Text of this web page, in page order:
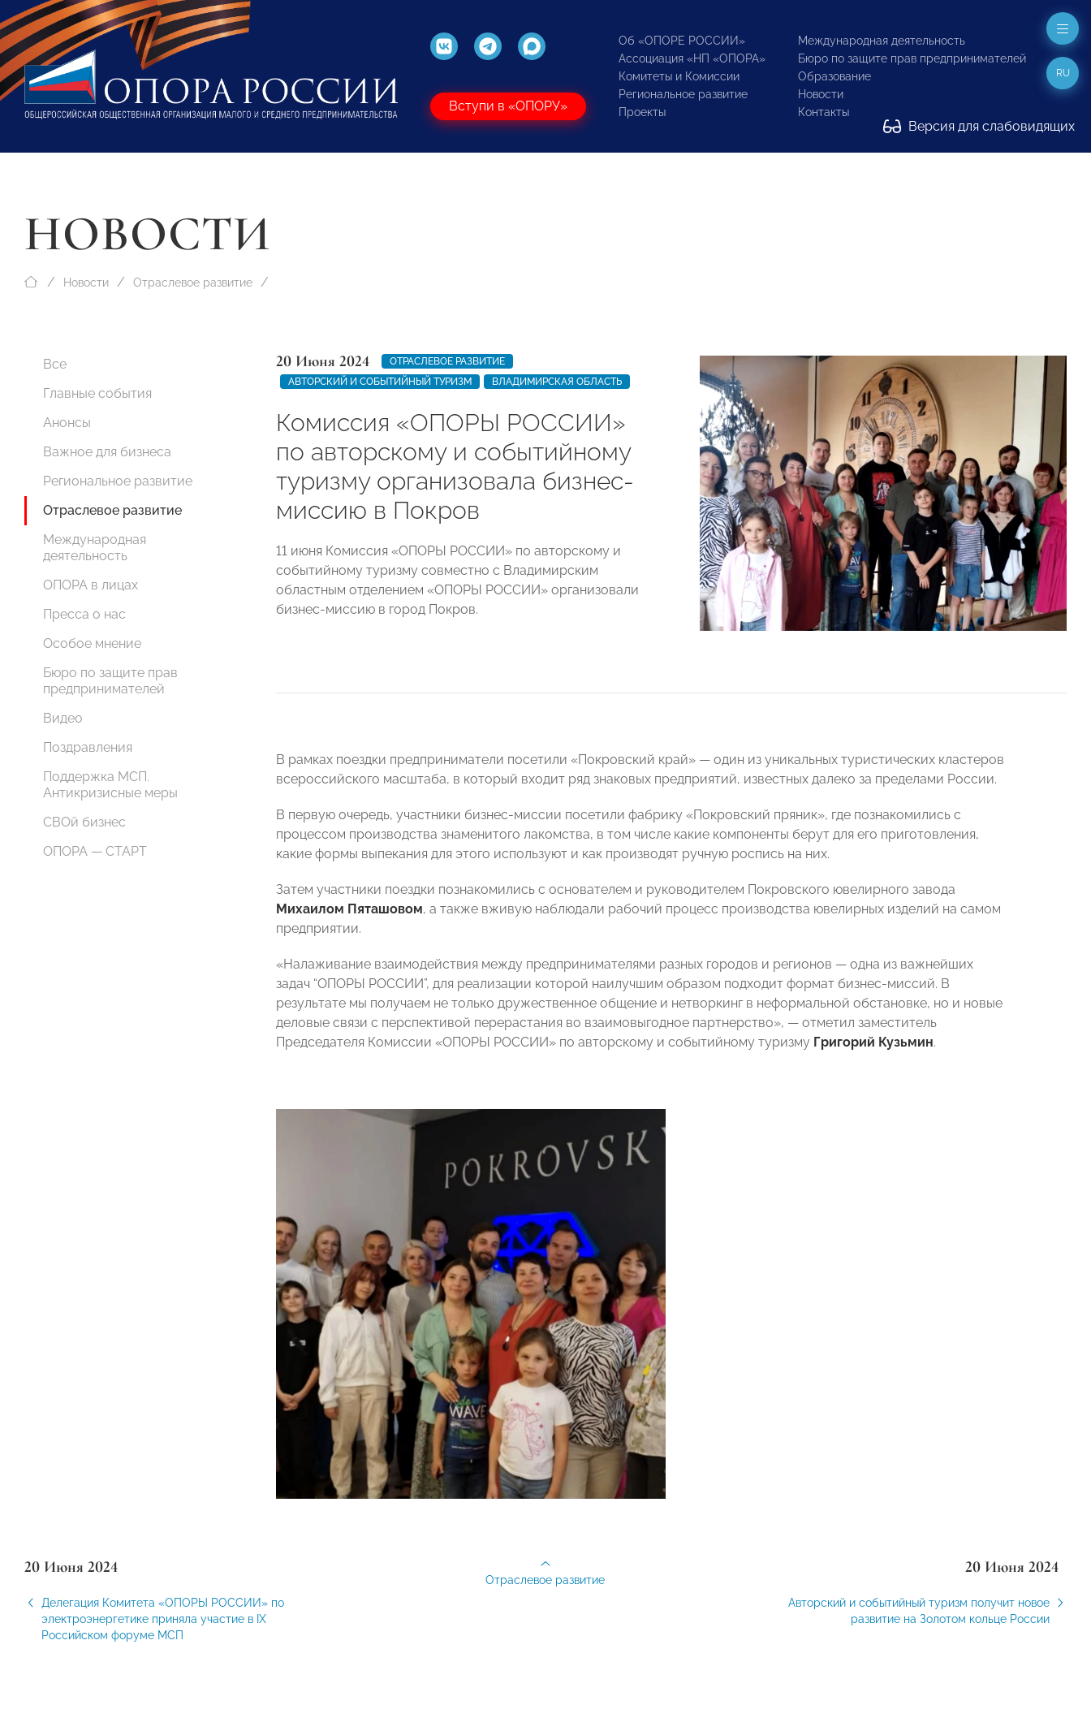
Вступи в «ОПОРУ»
Об «ОПОРЕ РОССИИ»
Ассоциация «НП «ОПОРА»
Комитеты и Комиссии
Региональное развитие
Проекты
Международная деятельность
Бюро по защите прав предпринимателей
Образование
Новости
Контакты
Версия для слабовидящих
RU
НОВОСТИ
Новости Отраслевое развитие
Все
Главные события
Анонсы
Важное для бизнеса
Региональное развитие
Отраслевое развитие
Международная
деятельность
ОПОРА в лицах
Пресса о нас
Особое мнение
Бюро по защите прав
предпринимателей
Видео
Поздравления
Поддержка МСП.
Антикризисные меры
СВОй бизнес
ОПОРА — СТАРТ
20 Июня 2024
ОТРАСЛЕВОЕ РАЗВИТИЕ
АВТОРСКИЙ И СОБЫТИЙНЫЙ ТУРИЗМ
ВЛАДИМИРСКАЯ ОБЛАСТЬ
Комиссия «ОПОРЫ РОССИИ»
по авторскому и событийному
туризму организовала бизнес-
миссию в Покров
11 июня Комиссия «ОПОРЫ РОССИИ» по авторскому и
событийному туризму совместно с Владимирским
областным отделением «ОПОРЫ РОССИИ» организовали
бизнес-миссию в город Покров.
В рамках поездки предприниматели посетили «Покровский край» — один из уникальных туристических кластеров
всероссийского масштаба, в который входит ряд знаковых предприятий, известных далеко за пределами России.
В первую очередь, участники бизнес-миссии посетили фабрику «Покровский пряник», где познакомились с
процессом производства знаменитого лакомства, в том числе какие компоненты берут для его приготовления,
какие формы выпекания для этого используют и как производят ручную роспись на них.
Затем участники поездки познакомились с основателем и руководителем Покровского ювелирного завода
Михаилом Пяташовом, а также вживую наблюдали рабочий процесс производства ювелирных изделий на самом
предприятии.
«Налаживание взаимодействия между предпринимателями разных городов и регионов — одна из важнейших
задач “ОПОРЫ РОССИИ”, для реализации которой наилучшим образом подходит формат бизнес-миссий. В
результате мы получаем не только дружественное общение и нетворкинг в неформальной обстановке, но и новые
деловые связи с перспективой перерастания во взаимовыгодное партнерство», — отметил заместитель
Председателя Комиссии «ОПОРЫ РОССИИ» по авторскому и событийному туризму Григорий Кузьмин.
20 Июня 2024
Делегация Комитета «ОПОРЫ РОССИИ» по
электроэнергетике приняла участие в IX
Российском форуме МСП
20 Июня 2024
Авторский и событийный туризм получит новое
развитие на Золотом кольце России
Отраслевое развитие